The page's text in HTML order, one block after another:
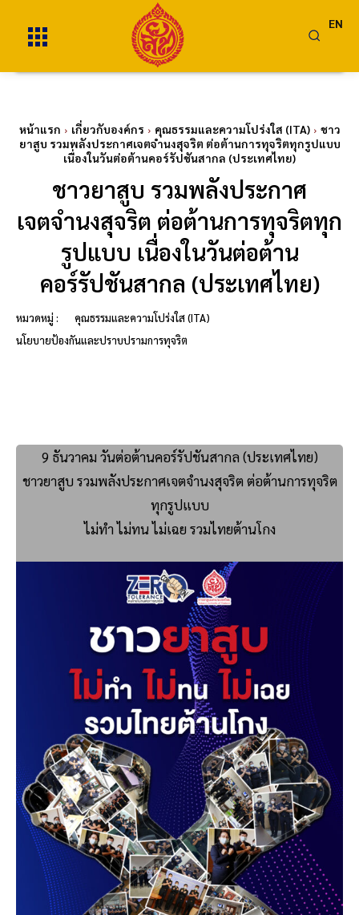
EN
หน้าแรก เกี่ยวกับองค์กร คุณธรรมและความโปร่งใส (ITA)
ชาว
ยาสูบ รวมพลังประกาศเจตจำนงสุจริต ต่อต้านการทุจริตทุกรูปแบบ
เนื่องในวันต่อต้านคอร์รัปชันสากล (ประเทศไทย)
ชาวยาสูบ รวมพลังประกาศ
เจตจำนงสุจริต ต่อต้านการทุจริตทุก
รูปแบบ เนื่องในวันต่อต้าน
คอร์รัปชันสากล (ประเทศไทย)
หมวดหมู่ :
คุณธรรมและความโปร่งใส (ITA)
นโยบายป้องกันและปราบปรามการทุจริต
9 ธันวาคม วันต่อต้านคอร์รัปชันสากล (ประเทศไทย)
ชาวยาสูบ รวมพลังประกาศเจตจำนงสุจริต ต่อต้านการทุจริต
ทุกรูปแบบ
ไม่ทำ ไม่ทน ไม่เฉย รวมไทยต้านโกง